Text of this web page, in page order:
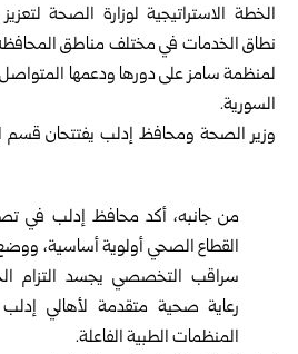
الخطة الاستراتيجية لوزارة الصحة
نطاق الخدمات في مختلف مناطق
لمنظمة سامز على دورها ودعمها
السورية.
من جانبه، أكد محافظ إدلب في
القطاع الصحي أولوية أساسية،
سراقب التخصصي يجسد التزام
رعاية صحية متقدمة لأهالي
المنظمات الطبية الفاعلة.